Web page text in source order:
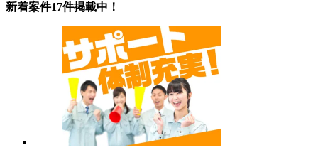
新着案件17件掲載中！